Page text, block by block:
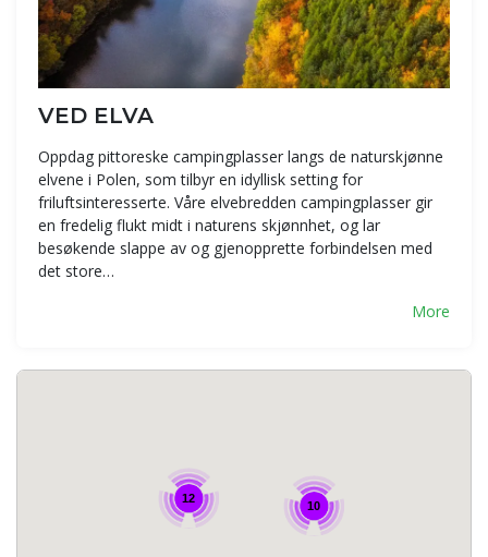
VED ELVA
Oppdag pittoreske campingplasser langs de naturskjønne
elvene i Polen, som tilbyr en idyllisk setting for
friluftsinteresserte. Våre elvebredden campingplasser gir
en fredelig flukt midt i naturens skjønnhet, og lar
besøkende slappe av og gjenopprette forbindelsen med
det store…
More
10
12